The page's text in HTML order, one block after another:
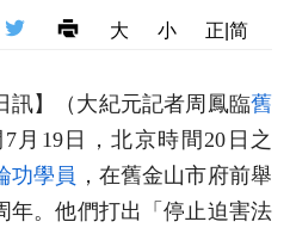
大 小 正|简
訊】（大紀元記者周鳳臨舊
月19日，北京時間20日之
功學員 ，在舊金山市府前舉
年。他們打出「停止迫害法